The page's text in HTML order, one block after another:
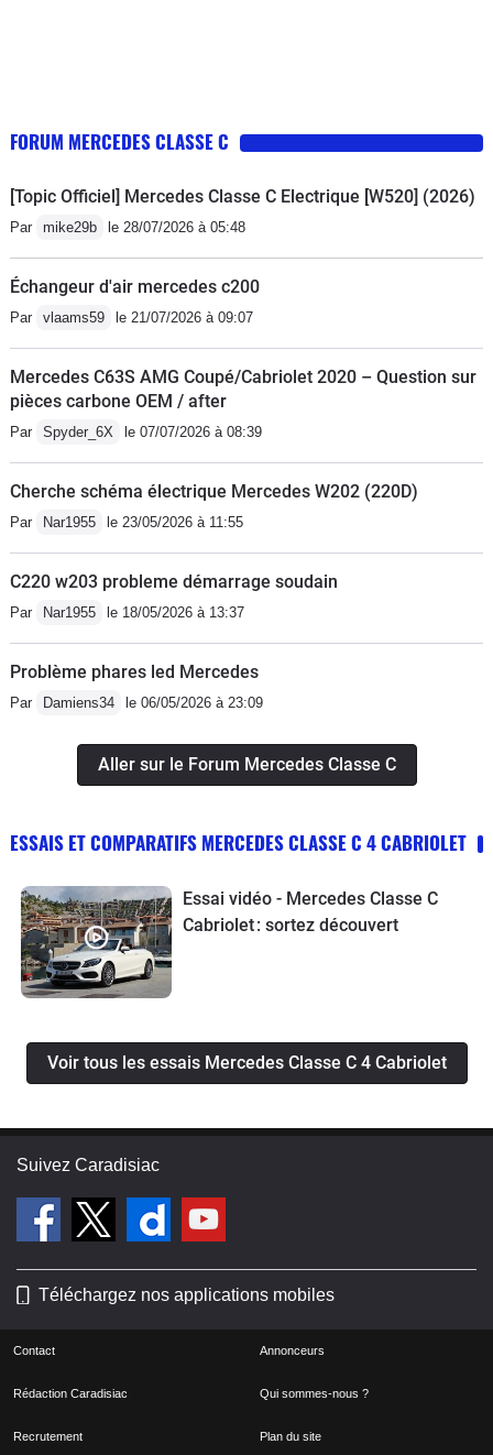
FORUM MERCEDES CLASSE C
[Topic Officiel] Mercedes Classe C Electrique [W520] (2026)
Par mike29b le 28/07/2026 à 05:48
Échangeur d'air mercedes c200
Par vlaams59 le 21/07/2026 à 09:07
Mercedes C63S AMG Coupé/Cabriolet 2020 – Question sur
pièces carbone OEM / after
Par Spyder_6X le 07/07/2026 à 08:39
Cherche schéma électrique Mercedes W202 (220D)
Par Nar1955 le 23/05/2026 à 11:55
C220 w203 probleme démarrage soudain
Par Nar1955 le 18/05/2026 à 13:37
Problème phares led Mercedes
Par Damiens34 le 06/05/2026 à 23:09
Aller sur le Forum Mercedes Classe C
ESSAIS ET COMPARATIFS MERCEDES CLASSE C 4 CABRIOLET
Essai vidéo - Mercedes Classe C
Cabriolet : sortez découvert
Voir tous les essais Mercedes Classe C 4 Cabriolet
Suivez Caradisiac
Téléchargez nos applications mobiles
Contact Annonceurs
Rédaction Caradisiac Qui sommes-nous ?
Recrutement Plan du site